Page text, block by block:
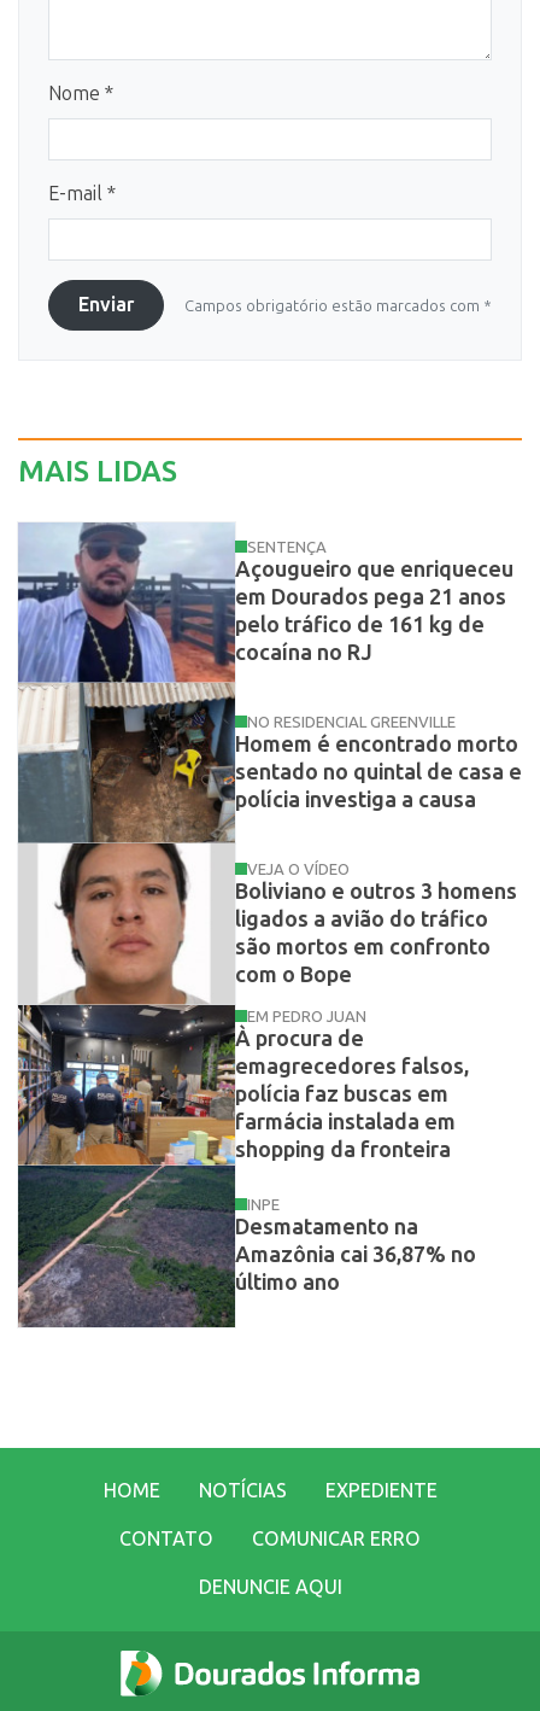
Nome *
E-mail *
Enviar Campos obrigatório estão marcados com *
MAIS LIDAS
SENTENÇA
Açougueiro que enriqueceu
em Dourados pega 21 anos
pelo tráfico de 161 kg de
cocaína no RJ
NO RESIDENCIAL GREENVILLE
Homem é encontrado morto
sentado no quintal de casa e
polícia investiga a causa
VEJA O VÍDEO
Boliviano e outros 3 homens
ligados a avião do tráfico
são mortos em confronto
com o Bope
EM PEDRO JUAN
À procura de
emagrecedores falsos,
polícia faz buscas em
farmácia instalada em
shopping da fronteira
INPE
Desmatamento na
Amazônia cai 36,87% no
último ano
HOME NOTÍCIAS EXPEDIENTE
CONTATO COMUNICAR ERRO
DENUNCIE AQUI